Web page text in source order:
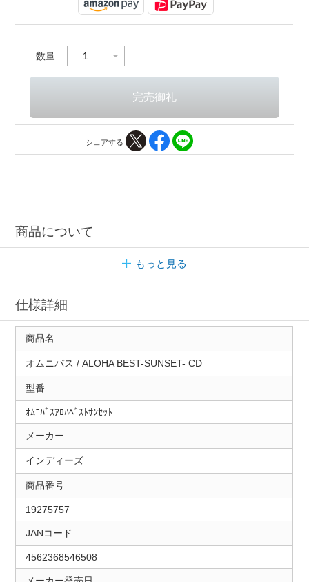
数量
シェアする
商品について
もっと見る
仕様詳細
商品名
オムニバス / ALOHA BEST-SUNSET- CD
型番
ｵﾑﾆﾊﾞｽｱﾛﾊﾍﾞｽﾄｻﾝｾｯﾄ
メーカー
インディーズ
商品番号
19275757
JANコード
4562368546508